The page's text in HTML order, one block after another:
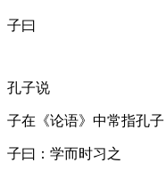
子曰
孔子说
“子”在《论语》中常指孔子
子曰：学而时习之